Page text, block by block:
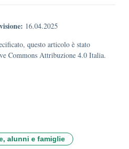
16.04.2025
questo articolo è stato
Commons Attribuzione 4.0 Italia.
alunni e famiglie